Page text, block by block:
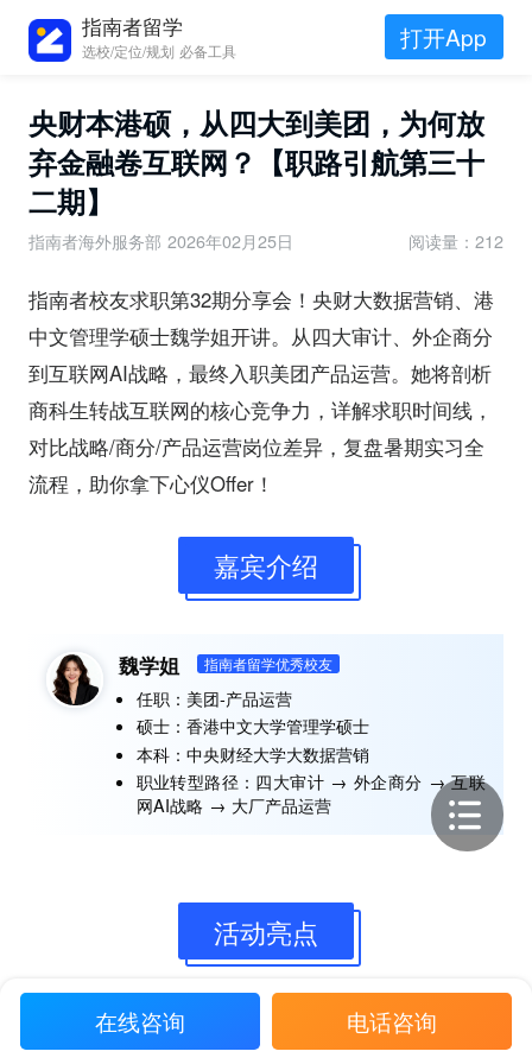
指南者留学
选校/定位/规划 必备工具 打开App
央财本港硕，从四大到美团，为何放
弃金融卷互联网？【职路引航第三十
二期】
指南者海外服务部 2026年02月25日 阅读量：212
指南者校友求职第32期分享会！央财大数据营销、港
中文管理学硕士魏学姐开讲。从四大审计、外企商分
到互联网AI战略，最终入职美团产品运营。她将剖析
商科生转战互联网的核心竞争力，详解求职时间线，
对比战略/商分/产品运营岗位差异，复盘暑期实习全
流程，助你拿下心仪Offer！
嘉宾介绍
魏学姐 指南者留学优秀校友
任职：美团-产品运营
硕士：香港中文大学管理学硕士
本科：中央财经大学大数据营销
职业转型路径：四大审计 → 外企商分 → 互联
网AI战略 → 大厂产品运营
活动亮点
在线咨询 电话咨询